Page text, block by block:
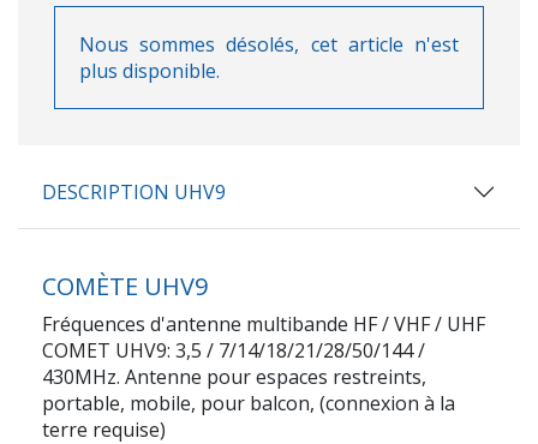
Nous sommes désolés, cet article n'est
plus disponible.
DESCRIPTION UHV9
COMÈTE UHV9
Fréquences d'antenne multibande HF / VHF / UHF
COMET UHV9: 3,5 / 7/14/18/21/28/50/144 /
430MHz. Antenne pour espaces restreints,
portable, mobile, pour balcon, (connexion à la
terre requise)